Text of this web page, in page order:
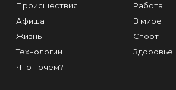
Происшествия
Афиша
Жизнь
Технологии
Что почем?
Работа
В мире
Спорт
Здоровье